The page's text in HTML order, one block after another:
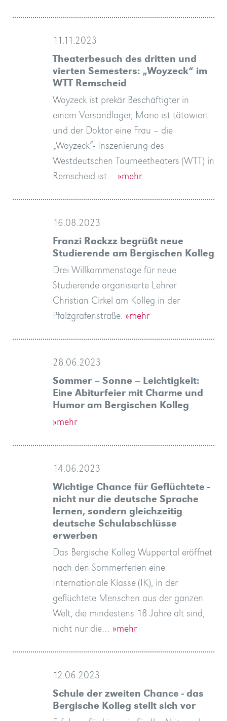
11.11.2023
Theaterbesuch des dritten und
vierten Semesters: „Woyzeck“ im
WTT Remscheid
Woyzeck ist prekär Beschäftigter in
einem Versandlager, Marie ist tätowiert
und der Doktor eine Frau – die
„Woyzeck“- Inszenierung des
Westdeutschen Tourneetheaters (WTT) in
Remscheid ist… »mehr
16.08.2023
Franzi Rockzz begrüßt neue
Studierende am Bergischen Kolleg
Drei Willkommenstage für neue
Studierende organisierte Lehrer
Christian Cirkel am Kolleg in der
Pfalzgrafenstraße. »mehr
28.06.2023
Sommer – Sonne – Leichtigkeit:
Eine Abiturfeier mit Charme und
Humor am Bergischen Kolleg
»mehr
14.06.2023
Wichtige Chance für Geflüchtete -
nicht nur die deutsche Sprache
lernen, sondern gleichzeitig
deutsche Schulabschlüsse
erwerben
Das Bergische Kolleg Wuppertal eröffnet
nach den Sommerferien eine
Internationale Klasse (IK), in der
geflüchtete Menschen aus der ganzen
Welt, die mindestens 18 Jahre alt sind,
nicht nur die… »mehr
12.06.2023
Schule der zweiten Chance - das
Bergische Kolleg stellt sich vor